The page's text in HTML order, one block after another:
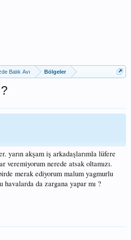
Balık Avı Bölgeler
yarın akşam iş arkadaşlarımla lüfere
veremiyorum nerede atsak oltamızı.
merak ediyorum malum yagmurlu
da zargana yapar mı ?